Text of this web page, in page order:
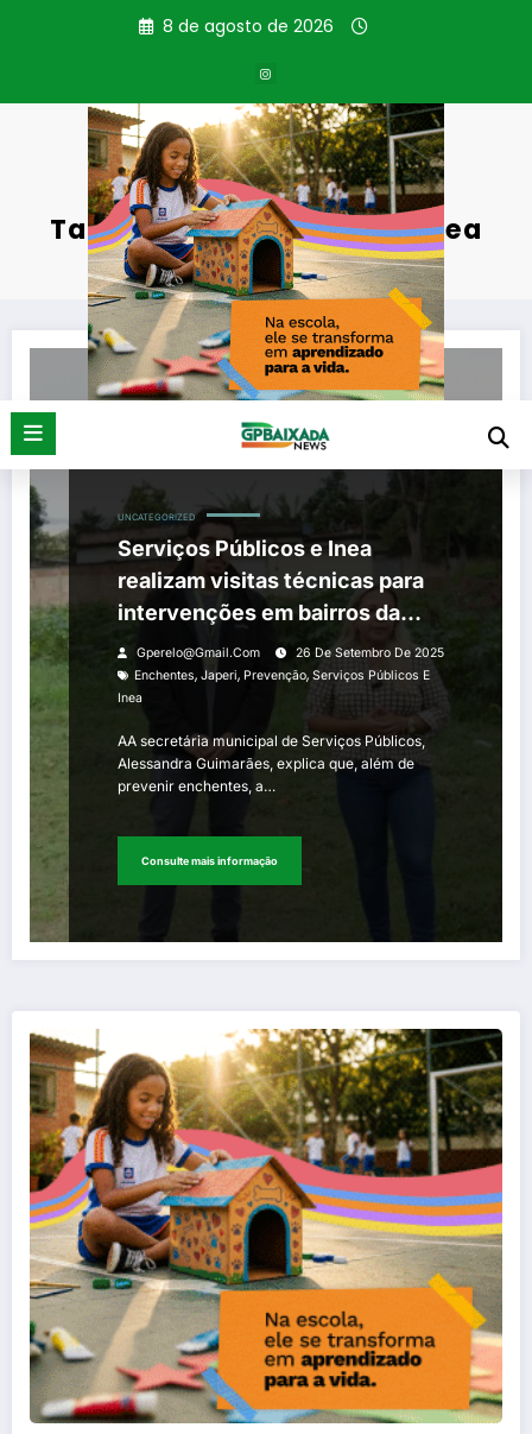
8 de agosto de 2026
Tag: Serviços Públicos e Inea
Página inicial Serviços Públicos e Inea
UNCATEGORIZED
Serviços Públicos e Inea
realizam visitas técnicas para
intervenções em bairros da
cidade de Japeri
Gperelo@gmail.com
26 De Setembro De 2025
Enchentes, Japeri, Prevenção, Serviços Públicos E
Inea
AA secretária municipal de Serviços Públicos,
Alessandra Guimarães, explica que, além de
prevenir enchentes, a…
Consulte mais informação